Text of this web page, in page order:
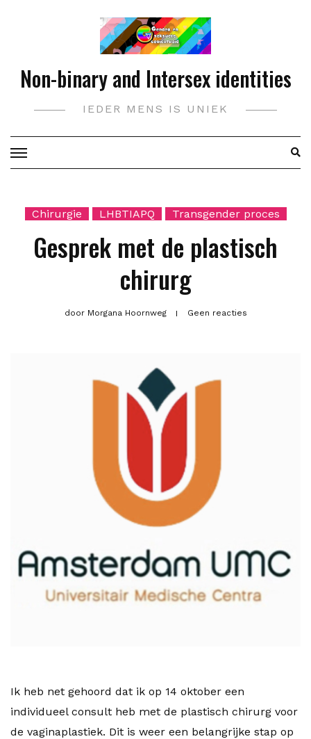
Non-binary and Intersex identities
IEDER MENS IS UNIEK
Chirurgie LHBTIAPQ Transgender proces
Gesprek met de plastisch
chirurg
doorMorgana Hoornweg Geen reacties
Ik heb net gehoord dat ik op 14 oktober een
individueel consult heb met de plastisch chirurg voor
de vaginaplastiek. Dit is weer een belangrijke stap op